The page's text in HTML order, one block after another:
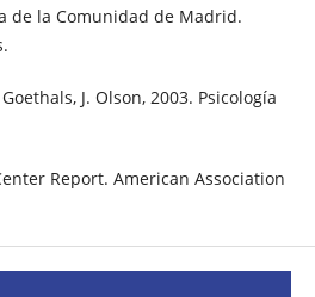
de la Comunidad de Madrid.
J. Olson, 2003. Psicología
Report. American Association